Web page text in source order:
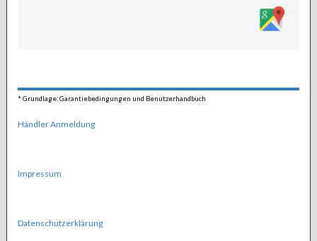
* Grundlage: Garantiebedingungen und Benutzerhandbuch
Händler Anmeldung
Impressum
Datenschutzerklärung